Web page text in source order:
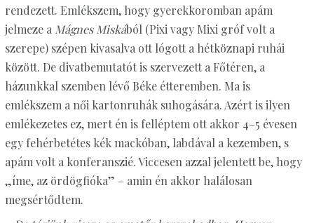
rendezett. Emlékszem, hogy gyerekkoromban apám
jelmeze a Mágnes Miskából (Pixi vagy Mixi gróf volt a
szerepe) szépen kivasalva ott lógott a hétköznapi ruhái
között. De divatbemutatót is szervezett a Főtéren, a
házunkkal szemben lévő Béke étteremben. Ma is
emlékszem a női kartonruhák suhogására. Azért is ilyen
emlékezetes ez, mert én is felléptem ott akkor 4–5 évesen
egy fehérbetétes kék mackóban, labdával a kezemben, s
apám volt a konferanszié. Viccesen azzal jelentett be, hogy
„íme, az ördögfióka” – amin én akkor halálosan
megsértődtem.